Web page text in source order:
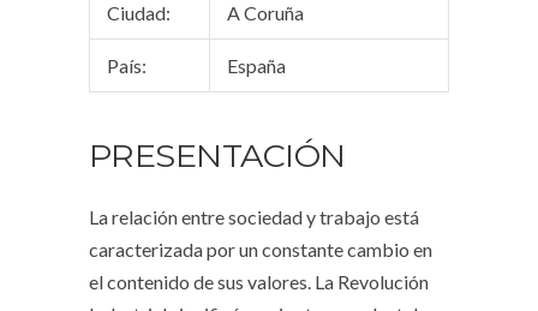
Ciudad: A Coruña
País: España
PRESENTACIÓN
La relación entre sociedad y trabajo está
caracterizada por un constante cambio en
el contenido de sus valores. La Revolución